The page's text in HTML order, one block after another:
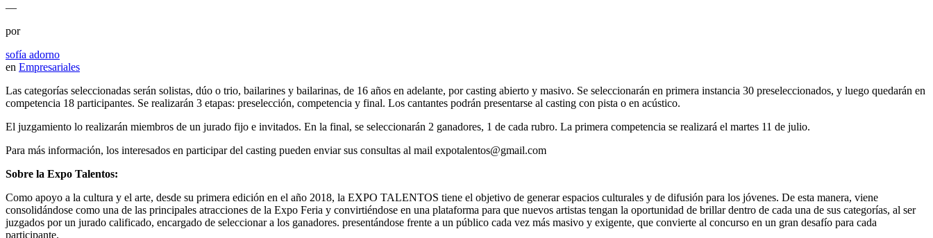
—
por
sofía adorno
en Empresariales
Las categorías seleccionadas serán solistas, dúo o trio, bailarines y bailarinas, de 16 años en adelante, por casting abierto y masivo. Se seleccionarán en primera instancia 30 preseleccionados, y luego quedarán en
competencia 18 participantes. Se realizarán 3 etapas: preselección, competencia y final. Los cantantes podrán presentarse al casting con pista o en acústico.
El juzgamiento lo realizarán miembros de un jurado fijo e invitados. En la final, se seleccionarán 2 ganadores, 1 de cada rubro. La primera competencia se realizará el martes 11 de julio.
Para más información, los interesados en participar del casting pueden enviar sus consultas al mail expotalentos@gmail.com
Sobre la Expo Talentos:
Como apoyo a la cultura y el arte, desde su primera edición en el año 2018, la EXPO TALENTOS tiene el objetivo de generar espacios culturales y de difusión para los jóvenes. De esta manera, viene
consolidándose como una de las principales atracciones de la Expo Feria y convirtiéndose en una plataforma para que nuevos artistas tengan la oportunidad de brillar dentro de cada una de sus categorías, al ser
juzgados por un jurado calificado, encargado de seleccionar a los ganadores. presentándose frente a un público cada vez más masivo y exigente, que convierte al concurso en un gran desafío para cada
participante.